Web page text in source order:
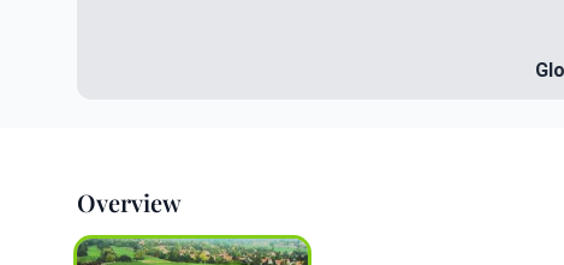
Overview